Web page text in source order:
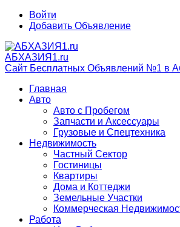
Войти
Добавить Объявление
АБХАЗИЯ1.ru
Сайт Бесплатных Объявлений №1 в
Главная
Авто
Авто с Пробегом
Запчасти и Аксессуары
Грузовые и Спецтехника
Недвижимость
Частный Сектор
Гостиницы
Квартиры
Дома и Коттеджи
Земельные Участки
Коммерческая
Работа